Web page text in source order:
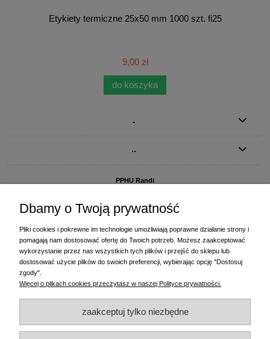
Etykiety termiczne 25x50 mm 1000 szt. fi25
9,00 zł
do koszyka
.
..
PPHU Randi
ul. Starogardzka 77 (wjazd od ul. Plażowej)
+48 58 770 31 80
- centrala
+48 58 770 31 83- wyceny i drukowanie etykiet
Dbamy o Twoją prywatność
Pliki cookies i pokrewne im technologie umożliwiają poprawne działanie strony i
pomagają nam dostosować ofertę do Twoich potrzeb. Możesz zaakceptować
wykorzystanie przez nas wszystkich tych plików i przejść do sklepu lub
dostosować użycie plików do swoich preferencji, wybierając opcję "Dostosuj
zgody".
Więcej o plikach cookies przeczytasz w naszej Polityce prywatności.
zaakceptuj tylko niezbędne